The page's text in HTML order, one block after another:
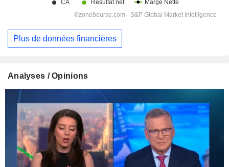
Plus de données financières
Analyses / Opinions